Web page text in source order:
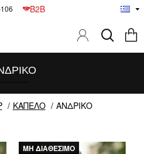
B2B
ΚΑΠΕΛΟ ΑΝΔΡΙΚΟ
ΜΗ ΔΙΑΘΕΣΙΜΟ